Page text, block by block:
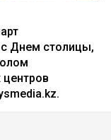
Днем столицы,